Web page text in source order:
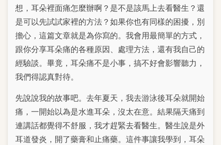
想，耳朵裡面痛怎麼辦啊？是不是該馬上去看醫生？還
是可以先試試家裡的方法？如果你也有同樣的困擾，別
擔心，這篇文章就是為你寫的。我會用最簡單的方式，
跟你分享耳朵痛的各種原因、處理方法，還有我自己的
經驗談。畢竟，耳朵痛不是小事，搞不好會影響聽力，
我們得認真對待。
先說說我的故事吧。去年夏天，我去游泳後耳朵就開始
痛，一開始以為是水進耳朵，沒太在意。結果隔天痛到
連講話都覺得不舒服，我才趕緊去看醫生。醫生說是外
耳道發炎，開了藥膏和止痛藥。這件事讓我學到，耳朵